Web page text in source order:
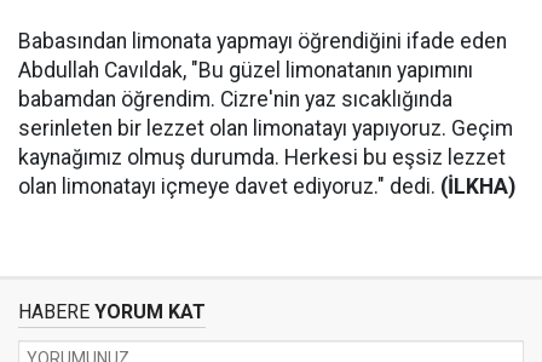
Babasından limonata yapmayı öğrendiğini ifade eden
Abdullah Cavıldak, "Bu güzel limonatanın yapımını
babamdan öğrendim. Cizre'nin yaz sıcaklığında
serinleten bir lezzet olan limonatayı yapıyoruz. Geçim
kaynağımız olmuş durumda. Herkesi bu eşsiz lezzet
olan limonatayı içmeye davet ediyoruz." dedi. (İLKHA)
HABERE YORUM KAT